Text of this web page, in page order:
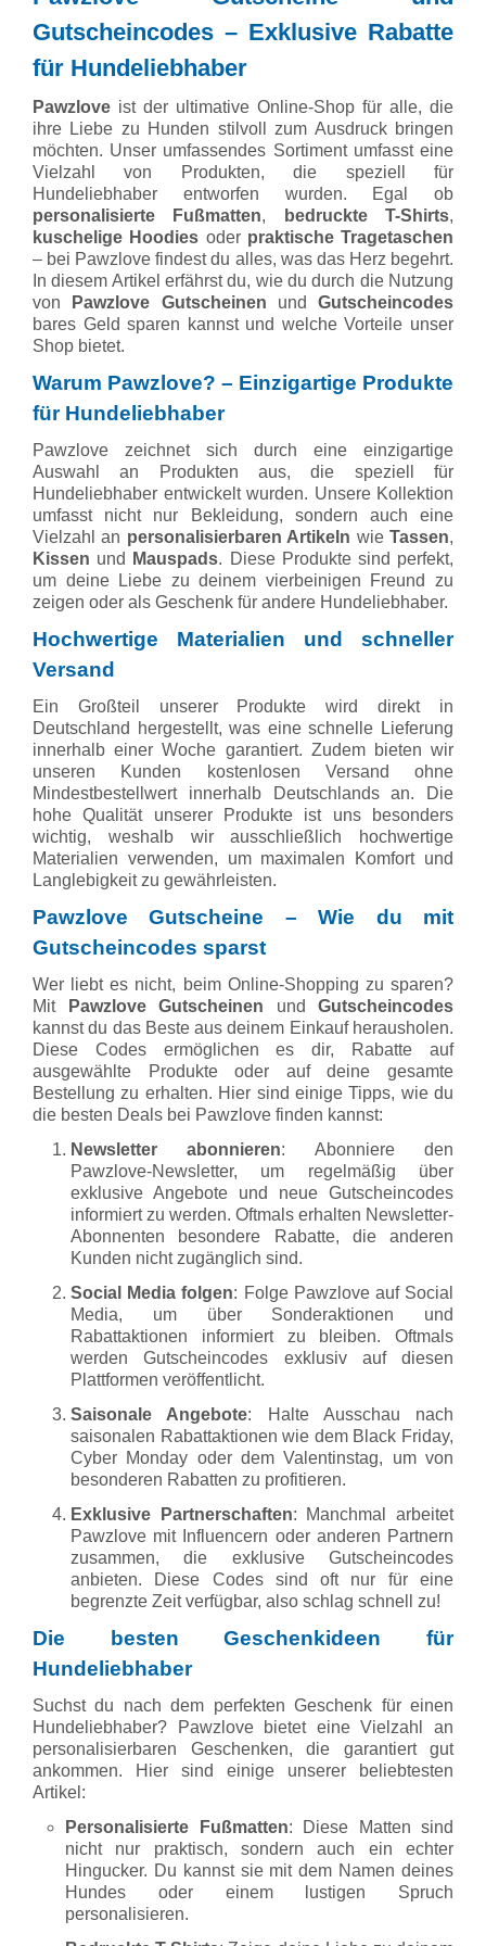
Gutscheincodes – Exklusive Rabatte
für Hundeliebhaber
Pawzlove ist der ultimative Online-Shop für alle, die
ihre Liebe zu Hunden stilvoll zum Ausdruck bringen
möchten. Unser umfassendes Sortiment umfasst eine
Vielzahl von Produkten, die speziell für
Hundeliebhaber entworfen wurden. Egal ob
personalisierte Fußmatten, bedruckte T-Shirts,
kuschelige Hoodies oder praktische Tragetaschen
– bei Pawzlove findest du alles, was das Herz begehrt.
In diesem Artikel erfährst du, wie du durch die Nutzung
von
Pawzlove Gutscheinen und Gutscheincodes
bares Geld sparen kannst und welche Vorteile unser
Shop bietet.
Warum Pawzlove? – Einzigartige Produkte
für Hundeliebhaber
Pawzlove zeichnet sich durch eine einzigartige
Auswahl an Produkten aus, die speziell für
Hundeliebhaber entwickelt wurden. Unsere Kollektion
umfasst nicht nur Bekleidung, sondern auch eine
Vielzahl an personalisierbaren Artikeln wieTassen,
Kissen und Mauspads. Diese Produkte sind perfekt,
um deine Liebe zu deinem vierbeinigen Freund zu
zeigen oder als Geschenk für andere Hundeliebhaber.
Hochwertige Materialien und schneller
Versand
Ein Großteil unserer Produkte wird direkt in
Deutschland hergestellt, was eine schnelle Lieferung
innerhalb einer Woche garantiert. Zudem bieten wir
unseren Kunden kostenlosen Versand ohne
Mindestbestellwert innerhalb Deutschlands an. Die
hohe Qualität unserer Produkte ist uns besonders
wichtig, weshalb wir ausschließlich hochwertige
Materialien verwenden, um maximalen Komfort und
Langlebigkeit zu gewährleisten.
Pawzlove Gutscheine – Wie du mit
Gutscheincodes sparst
Wer liebt es nicht, beim Online-Shopping zu sparen?
Mit
Pawzlove Gutscheinen und Gutscheincodes
kannst du das Beste aus deinem Einkauf herausholen.
Diese Codes ermöglichen es dir, Rabatte auf
ausgewählte Produkte oder auf deine gesamte
Bestellung zu erhalten. Hier sind einige Tipps, wie du
die besten Deals bei Pawzlove finden kannst:
Newsletter abonnieren: Abonniere den
Pawzlove-Newsletter, um regelmäßig über
exklusive Angebote und neue Gutscheincodes
informiert zu werden. Oftmals erhalten Newsletter-
Abonnenten besondere Rabatte, die anderen
Kunden nicht zugänglich sind.
Social Media folgen: Folge Pawzlove auf Social
Media, um über Sonderaktionen und
Rabattaktionen informiert zu bleiben. Oftmals
werden Gutscheincodes exklusiv auf diesen
Plattformen veröffentlicht.
Saisonale Angebote: Halte Ausschau nach
saisonalen Rabattaktionen wie dem Black Friday,
Cyber Monday oder dem Valentinstag, um von
besonderen Rabatten zu profitieren.
Exklusive Partnerschaften: Manchmal arbeitet
Pawzlove mit Influencern oder anderen Partnern
zusammen, die exklusive Gutscheincodes
anbieten. Diese Codes sind oft nur für eine
begrenzte Zeit verfügbar, also schlag schnell zu!
Die besten Geschenkideen für
Hundeliebhaber
Suchst du nach dem perfekten Geschenk für einen
Hundeliebhaber? Pawzlove bietet eine Vielzahl an
personalisierbaren Geschenken, die garantiert gut
ankommen. Hier sind einige unserer beliebtesten
Artikel:
Personalisierte Fußmatten: Diese Matten sind
nicht nur praktisch, sondern auch ein echter
Hingucker. Du kannst sie mit dem Namen deines
Hundes oder einem lustigen Spruch
personalisieren.